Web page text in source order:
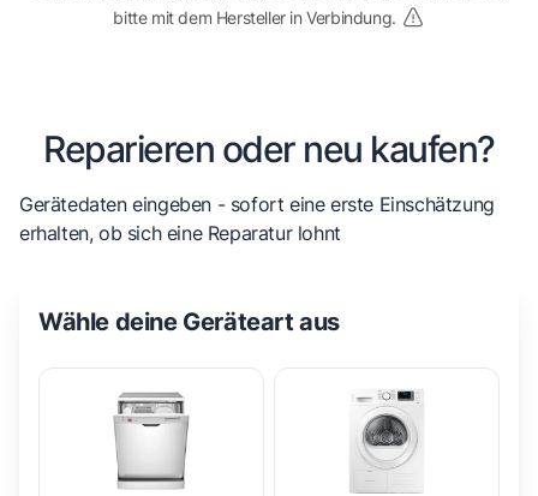
bitte mit dem Hersteller in Verbindung.
Reparieren oder neu kaufen?
Gerätedaten eingeben - sofort eine erste Einschätzung
erhalten, ob sich eine Reparatur lohnt
Wähle deine Geräteart aus